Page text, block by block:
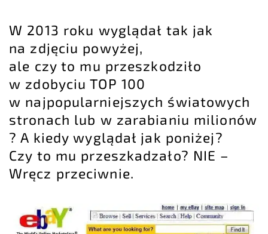
W 2013 roku wyglądał tak jak
na zdjęciu powyżej,
ale czy to mu przeszkodziło
w zdobyciu TOP 100
w najpopularniejszych światowych
stronach lub w zarabianiu milionów
? A kiedy wyglądał jak poniżej?
Czy to mu przeszkadzało? NIE –
Wręcz przeciwnie.